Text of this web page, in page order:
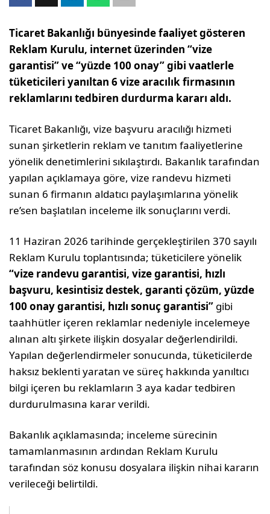
Ticaret Bakanlığı bünyesinde faaliyet gösteren
Reklam Kurulu, internet üzerinden “vize
garantisi” ve “yüzde 100 onay” gibi vaatlerle
tüketicileri yanıltan 6 vize aracılık firmasının
reklamlarını tedbiren durdurma kararı aldı.
Ticaret Bakanlığı, vize başvuru aracılığı hizmeti
sunan şirketlerin reklam ve tanıtım faaliyetlerine
yönelik denetimlerini sıkılaştırdı. Bakanlık tarafından
yapılan açıklamaya göre, vize randevu hizmeti
sunan 6 firmanın aldatıcı paylaşımlarına yönelik
re’sen başlatılan inceleme ilk sonuçlarını verdi.
11 Haziran 2026 tarihinde gerçekleştirilen 370 sayılı
Reklam Kurulu toplantısında; tüketicilere yönelik
“vize randevu garantisi, vize garantisi, hızlı
başvuru, kesintisiz destek, garanti çözüm, yüzde
100 onay garantisi, hızlı sonuç garantisi” gibi
taahhütler içeren reklamlar nedeniyle incelemeye
alınan altı şirkete ilişkin dosyalar değerlendirildi.
Yapılan değerlendirmeler sonucunda, tüketicilerde
haksız beklenti yaratan ve süreç hakkında yanıltıcı
bilgi içeren bu reklamların 3 aya kadar tedbiren
durdurulmasına karar verildi.
Bakanlık açıklamasında; inceleme sürecinin
tamamlanmasının ardından Reklam Kurulu
tarafından söz konusu dosyalara ilişkin nihai kararın
verileceği belirtildi.